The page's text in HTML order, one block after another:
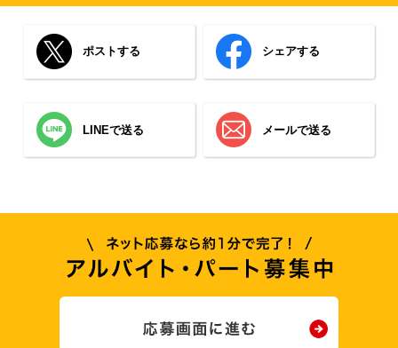
ポストする シェアする
LINEで送る メールで送る